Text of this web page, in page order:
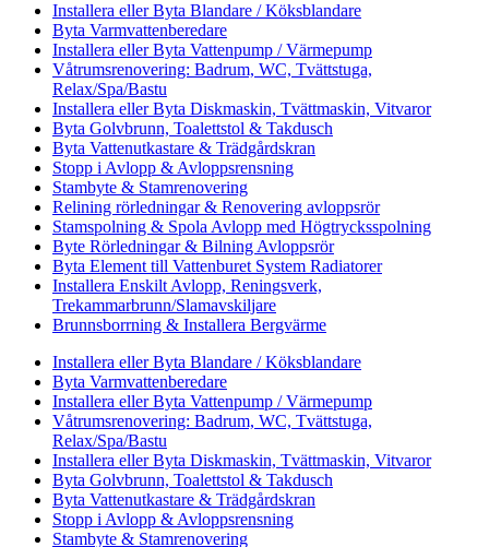
Installera eller Byta Blandare / Köksblandare
Byta Varmvattenberedare
Installera eller Byta Vattenpump / Värmepump
Våtrumsrenovering: Badrum, WC, Tvättstuga,
Relax/Spa/Bastu
Installera eller Byta Diskmaskin, Tvättmaskin, Vitvaror
Byta Golvbrunn, Toalettstol & Takdusch
Byta Vattenutkastare & Trädgårdskran
Stopp i Avlopp & Avloppsrensning
Stambyte & Stamrenovering
Relining rörledningar & Renovering avloppsrör
Stamspolning & Spola Avlopp med Högtrycksspolning
Byte Rörledningar & Bilning Avloppsrör
Byta Element till Vattenburet System Radiatorer
Installera Enskilt Avlopp, Reningsverk,
Trekammarbrunn/Slamavskiljare
Brunnsborrning & Installera Bergvärme
Installera eller Byta Blandare / Köksblandare
Byta Varmvattenberedare
Installera eller Byta Vattenpump / Värmepump
Våtrumsrenovering: Badrum, WC, Tvättstuga,
Relax/Spa/Bastu
Installera eller Byta Diskmaskin, Tvättmaskin, Vitvaror
Byta Golvbrunn, Toalettstol & Takdusch
Byta Vattenutkastare & Trädgårdskran
Stopp i Avlopp & Avloppsrensning
Stambyte & Stamrenovering